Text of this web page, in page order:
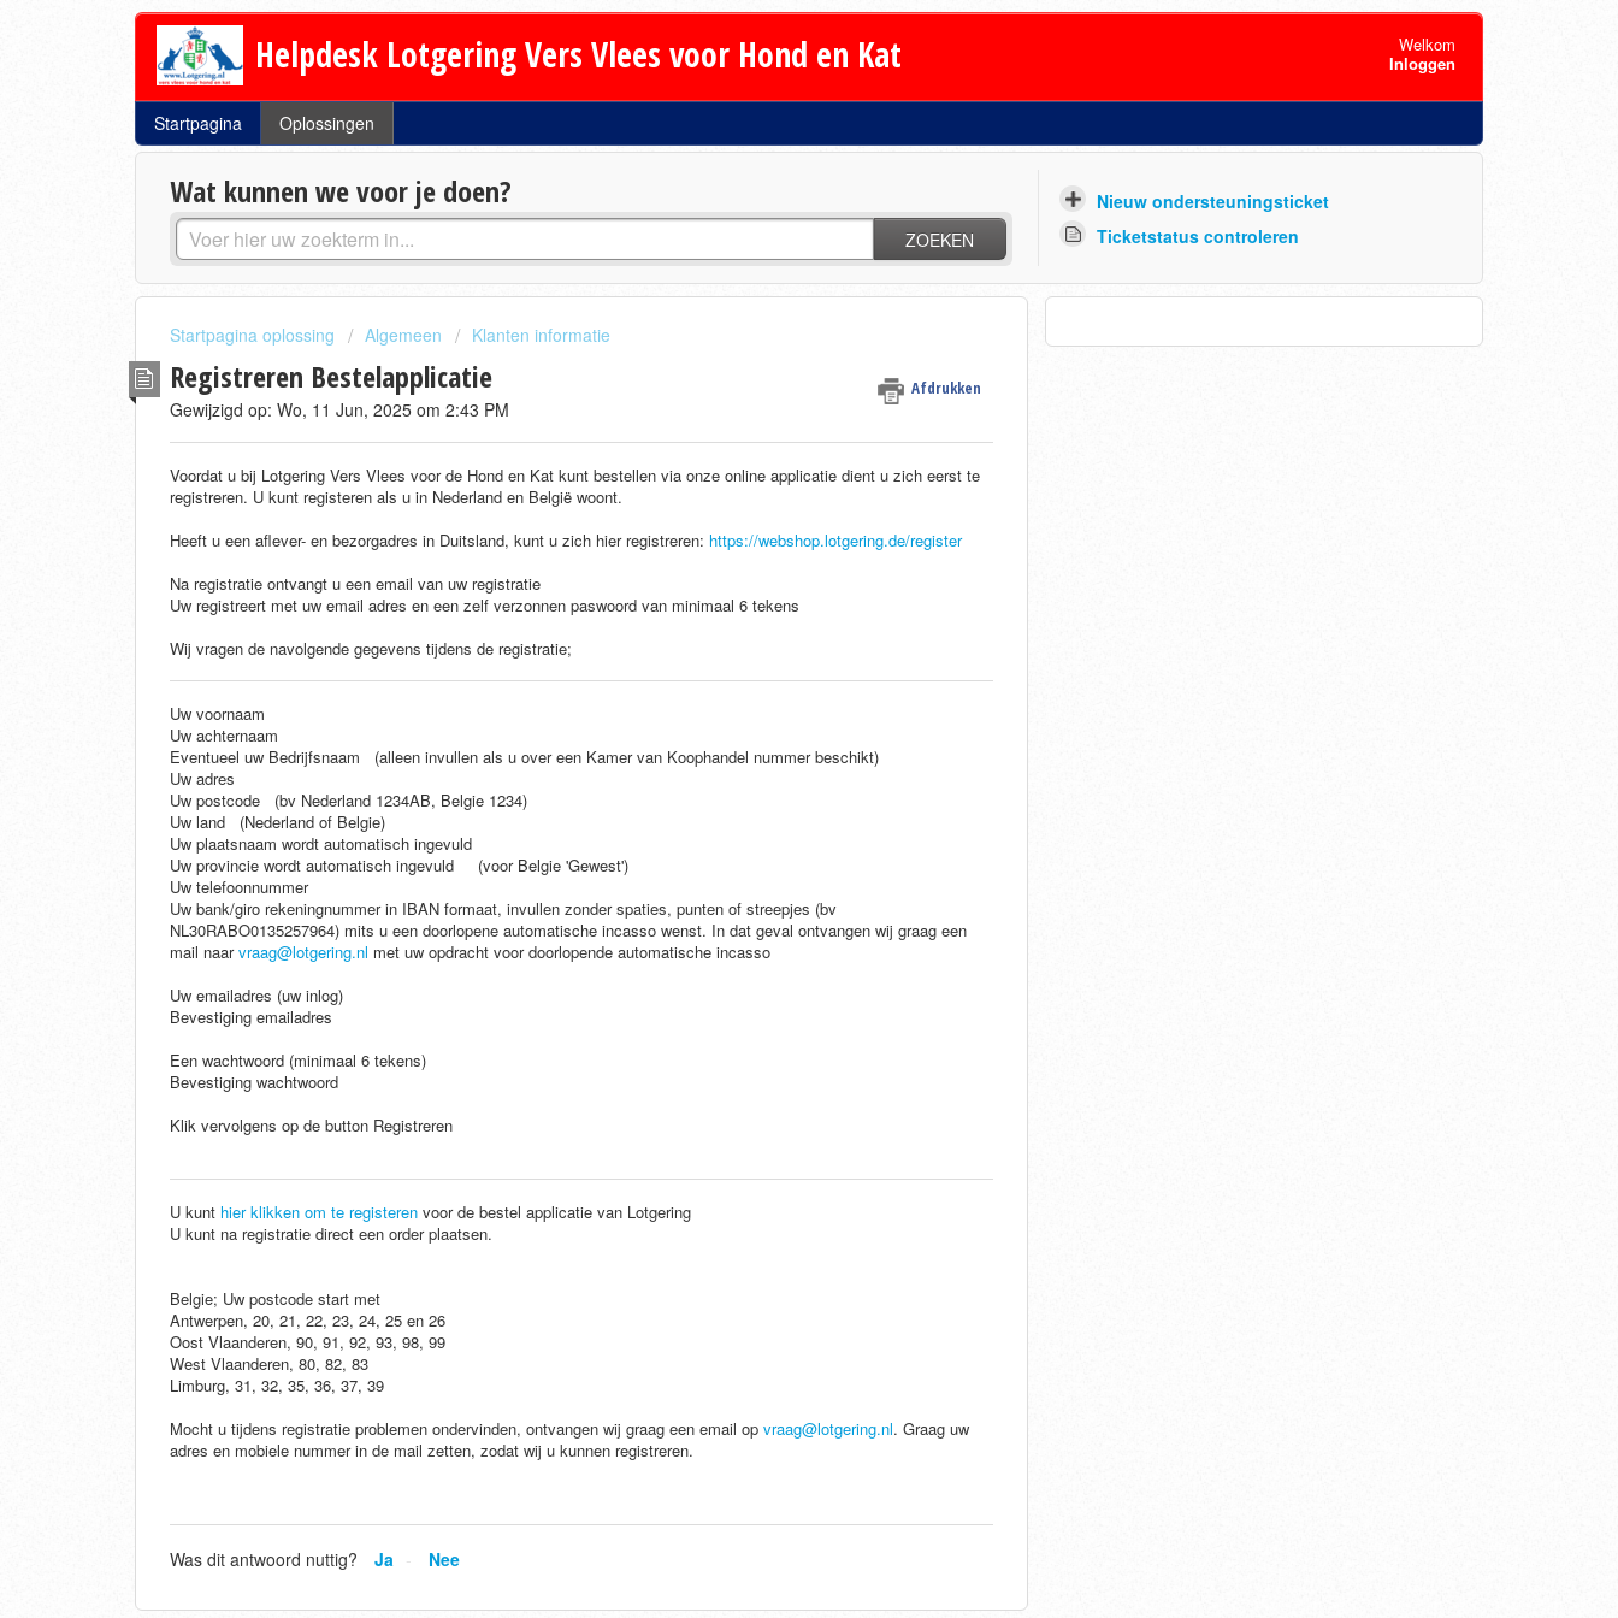
Helpdesk Lotgering Vers Vlees voor Hond en Kat
Welkom
Inloggen
Startpagina Oplossingen
Wat kunnen we voor je doen?
ZOEKEN
Nieuw ondersteuningsticket
Ticketstatus controleren
Startpagina oplossing Algemeen Klanten informatie
Registreren Bestelapplicatie Afdrukken
Gewijzigd op: Wo, 11 Jun, 2025 om 2:43 PM
Voordat u bij Lotgering Vers Vlees voor de Hond en Kat kunt bestellen via onze online applicatie dient u zich eerst te
registreren. U kunt registeren als u in Nederland en België woont.
Heeft u een aflever- en bezorgadres in Duitsland, kunt u zich hier registreren: https://webshop.lotgering.de/register
Na registratie ontvangt u een email van uw registratie
Uw registreert met uw email adres en een zelf verzonnen paswoord van minimaal 6 tekens
Wij vragen de navolgende gegevens tijdens de registratie;
Uw voornaam
Uw achternaam
Eventueel uw Bedrijfsnaam (alleen invullen als u over een Kamer van Koophandel nummer beschikt)
Uw adres
Uw postcode (bv Nederland 1234AB, Belgie 1234)
Uw land (Nederland of Belgie)
Uw plaatsnaam wordt automatisch ingevuld
Uw provincie wordt automatisch ingevuld (voor Belgie 'Gewest')
Uw telefoonnummer
Uw bank/giro rekeningnummer in IBAN formaat, invullen zonder spaties, punten of streepjes (bv
NL30RABO0135257964) mits u een doorlopene automatische incasso wenst. In dat geval ontvangen wij graag een
mail naarvraag@lotgering.nl met uw opdracht voor doorlopende automatische incasso
Uw emailadres (uw inlog)
Bevestiging emailadres
Een wachtwoord (minimaal 6 tekens)
Bevestiging wachtwoord
Klik vervolgens op de button Registreren
U kunt hier klikken om te registeren voor de bestel applicatie van Lotgering
U kunt na registratie direct een order plaatsen.
Belgie; Uw postcode start met
Antwerpen, 20, 21, 22, 23, 24, 25 en 26
Oost Vlaanderen, 90, 91, 92, 93, 98, 99
West Vlaanderen, 80, 82, 83
Limburg, 31, 32, 35, 36, 37, 39
Mocht u tijdens registratie problemen ondervinden, ontvangen wij graag een email op vraag@lotgering.nl. Graag uw
adres en mobiele nummer in de mail zetten, zodat wij u kunnen registreren.
Was dit antwoord nuttig? Ja Nee